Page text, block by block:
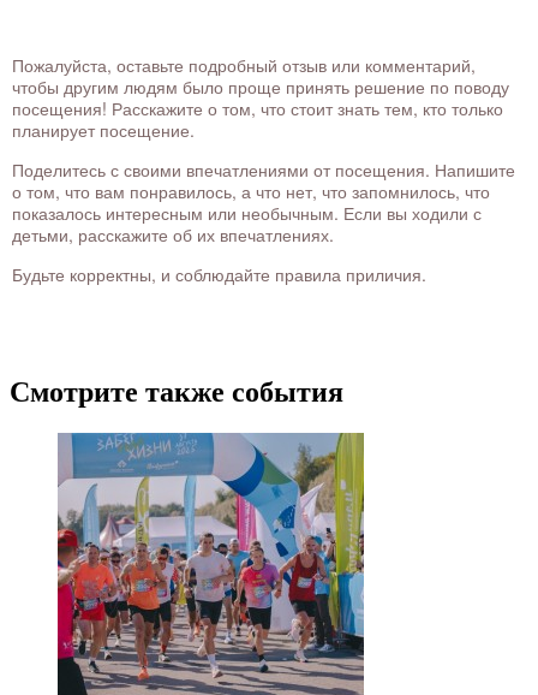
Пожалуйста, оставьте подробный отзыв или комментарий,
чтобы другим людям было проще принять решение по поводу
посещения! Расскажите о том, что стоит знать тем, кто только
планирует посещение.
Поделитесь с своими впечатлениями от посещения. Напишите
о том, что вам понравилось, а что нет, что запомнилось, что
показалось интересным или необычным. Если вы ходили с
детьми, расскажите об их впечатлениях.
Будьте корректны, и соблюдайте правила приличия.
Смотрите также события